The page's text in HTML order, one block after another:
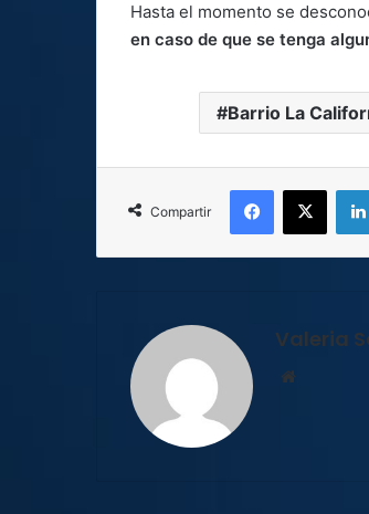
Hasta el momento se
en caso de que se tenga
Barrio La
Compartir
Facebook
X
Valeria